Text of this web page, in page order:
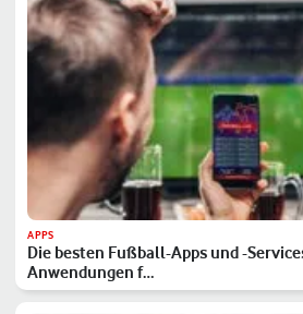
APPS
Die besten Fußball-Apps und -
Anwendungen f…